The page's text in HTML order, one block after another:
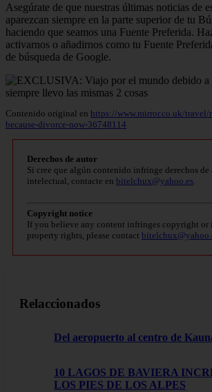
Asegúrate de que nuestras últimas noticias de
aparezcan siempre en la parte superior de tu
haciendo que seamos una Fuente Preferida.
activarnos o añadirnos como tu Fuente
de búsqueda de Google.
Contenido original en https://www.mirror.co.uk/
because-divorce-now-36748114
Derechos de autor
Si cree que algún contenido infringe derechos
intelectual, contacte en bitelchux@yahoo.es.
Copyright notice
If you believe any content infringes copyright or
property rights, please contact
Relaccionados
Del aeropuerto al centro de
10 LAGOS DE BAVIERA
LOS PIES DE LOS ALPES